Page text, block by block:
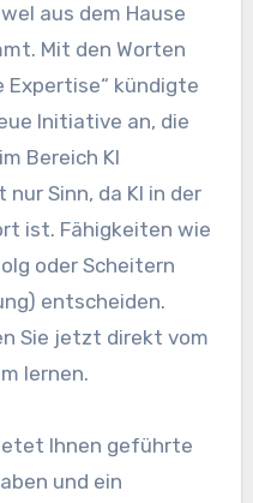
aus dem Hause
Mit den Worten
Expertise“ kündigte
Initiative an, die
Bereich KI
Sinn, da KI in der
ist. Fähigkeiten wie
oder Scheitern
entscheiden.
Sie jetzt direkt vom
lernen.
Ihnen geführte
und ein